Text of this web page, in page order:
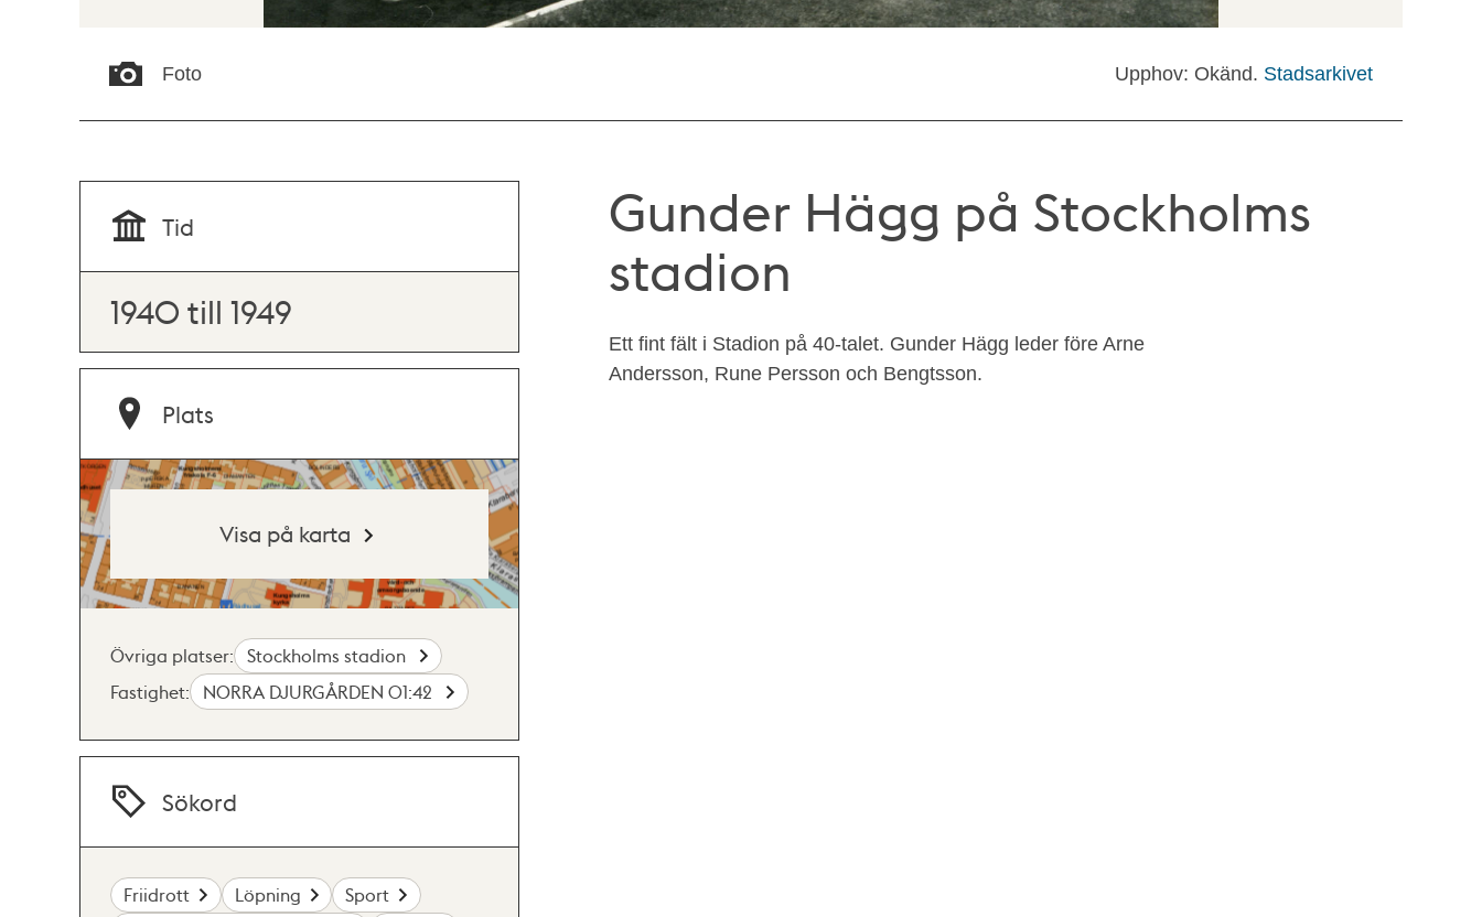
Foto Upphov: Okänd. Stadsarkivet
Gunder Hägg på Stockholms
stadion
Ett fint fält i Stadion på 40-talet. Gunder Hägg leder före Arne
Andersson, Rune Persson och Bengtsson.
Tid
1940 till 1949
Plats
Visa på karta
Övriga platser:
Stockholms stadion
Fastighet:
NORRA DJURGÅRDEN 01:42
Sökord
Friidrott Löpning
Sport